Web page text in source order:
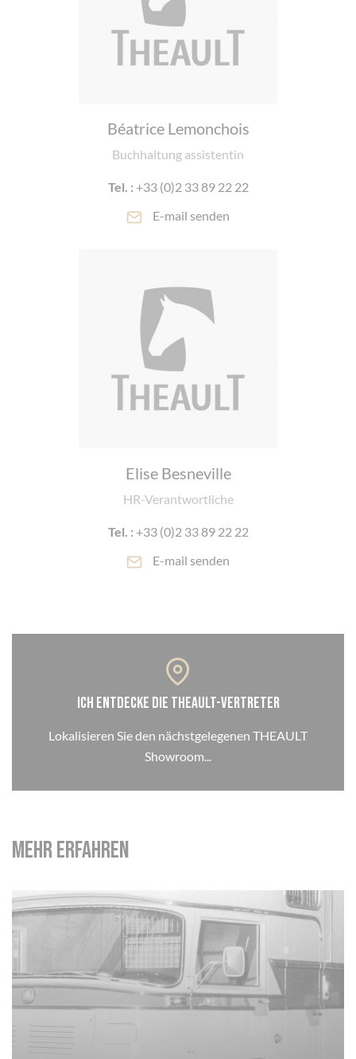
Béatrice Lemonchois
Buchhaltung assistentin
Tel. : +33 (0)2 33 89 22 22
E-mail senden
Elise Besneville
HR-Verantwortliche
Tel. : +33 (0)2 33 89 22 22
E-mail senden
Ich entdecke die THEAULT-Vertreter
Lokalisieren Sie den nächstgelegenen THEAULT
Showroom...
Mehr erfahren
Cookie-Einstellungen